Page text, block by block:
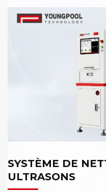
SYSTÈME DE
ULTRASONS